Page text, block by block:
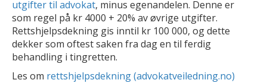
utgifter til advokat, minus egenandelen. Denne er
som regel på kr 4000 + 20% av øvrige utgifter.
Rettshjelpsdekning gis inntil kr 100 000, og dette
dekker som oftest saken fra dag en til ferdig
behandling i tingretten.
Les om rettshjelpsdekning (advokatveiledning.no)